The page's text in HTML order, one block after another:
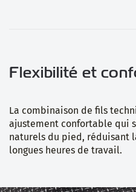
Flexibilité et
La combinaison de fils
ajustement confortable qui
naturels du pied, réduisant
longues heures de travail.